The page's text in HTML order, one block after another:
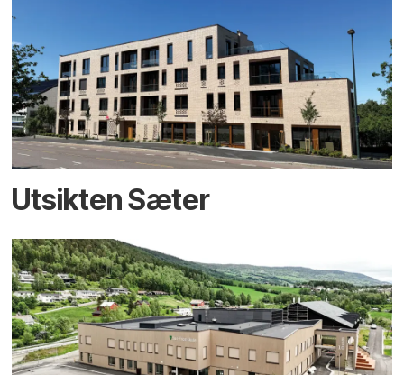
Utsikten Sæter